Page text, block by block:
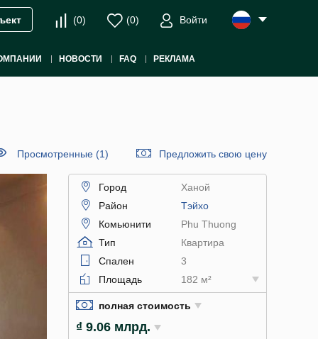
(0) (0) Войти
НОВОСТИ FAQ РЕКЛАМА
Просмотренные (1) Предложить свою цену
Город
Ханой
Район
Тэйхо
Комьюнити
Phu Thuong
Тип
Квартира
Спален
3
Площадь
182 м²
полная стоимость
₫ 9.06 млрд.